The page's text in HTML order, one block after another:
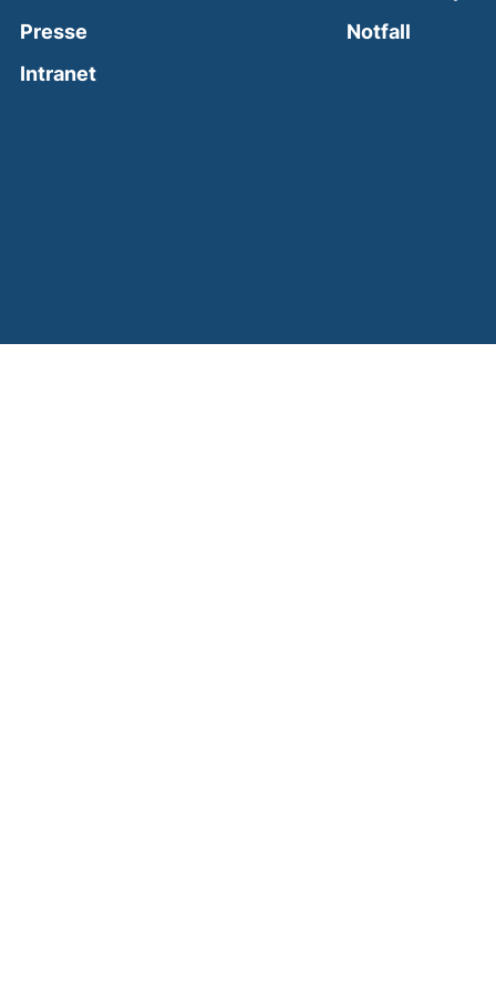
Presse
Intranet(external link, opens in a new window)
Notfall